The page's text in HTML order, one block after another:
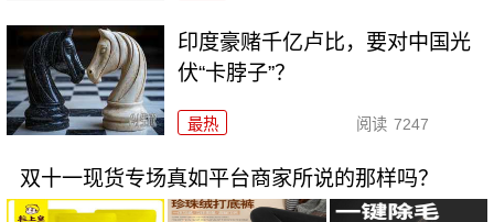
印度豪赌千亿卢比，要对中国光
伏“卡脖子”？
最热 阅读 7247
双十一现货专场真如平台商家所说的那样吗？